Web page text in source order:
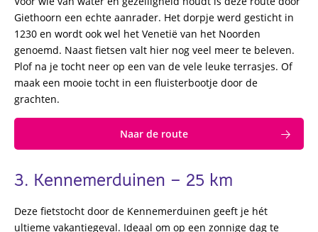
Giethoorn een echte aanrader. Het dorpje werd gesticht in
1230 en wordt ook wel het Venetië van het Noorden
genoemd. Naast fietsen valt hier nog veel meer te beleven.
Plof na je tocht neer op een van de vele leuke terrasjes. Of
maak een mooie tocht in een fluisterbootje door de
grachten.
Naar de route
3. Kennemerduinen – 25 km
Deze fietstocht door de Kennemerduinen geeft je hét
ultieme vakantiegeval. Ideaal om op een zonnige dag te